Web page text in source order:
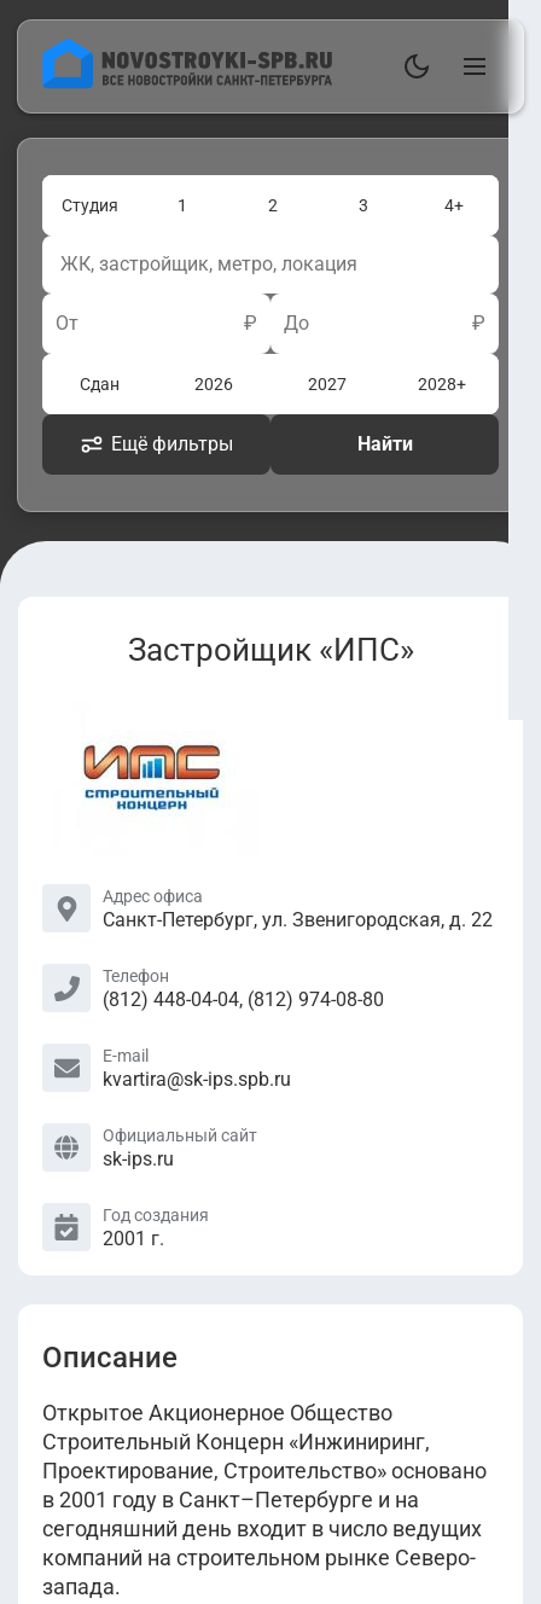
Студия 1 2 3 4+
От ₽ До ₽
Сдан 2026 2027 2028+
Ещё фильтры Найти
Застройщик «ИПС»
Адрес офиса
Санкт-Петербург, ул. Звенигородская, д. 22
Телефон
(812) 448-04-04, (812) 974-08-80
E-mail
kvartira@sk-ips.spb.ru
Официальный сайт
sk-ips.ru
Год создания
2001 г.
Описание
Открытое Акционерное Общество
Строительный Концерн «Инжиниринг,
Проектирование, Строительство» основано
в 2001 году в Санкт–Петербурге и на
сегодняшний день входит в число ведущих
компаний на строительном рынке Северо-
запада.